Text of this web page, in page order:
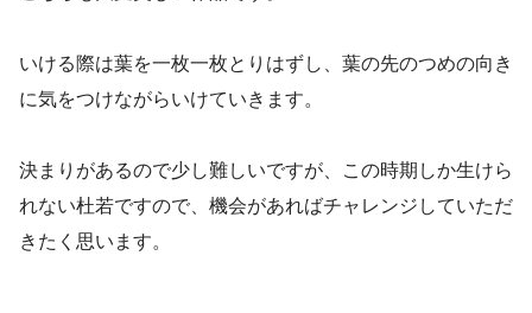
いける際は葉を一枚一枚とりはずし、葉の先のつめの向き
に気をつけながらいけていきます。
決まりがあるので少し難しいですが、この時期しか生けら
れない杜若ですので、機会があればチャレンジしていただ
きたく思います。